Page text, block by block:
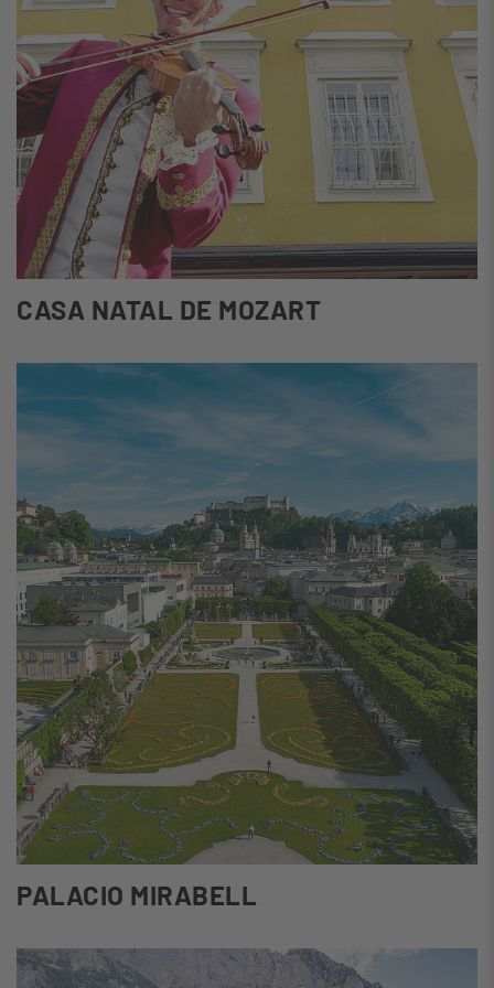
CASA NATAL DE MOZART
PALACIO MIRABELL